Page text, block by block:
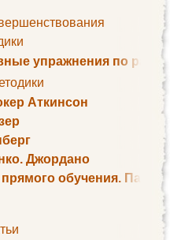
упражнения по
Аткинсон
Джордано
обучения. Пауль